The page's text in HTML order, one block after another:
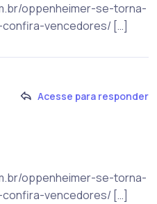
oppenheimer-se-torna-
vencedores/ […]
Acesse para responder
oppenheimer-se-torna-
vencedores/ […]